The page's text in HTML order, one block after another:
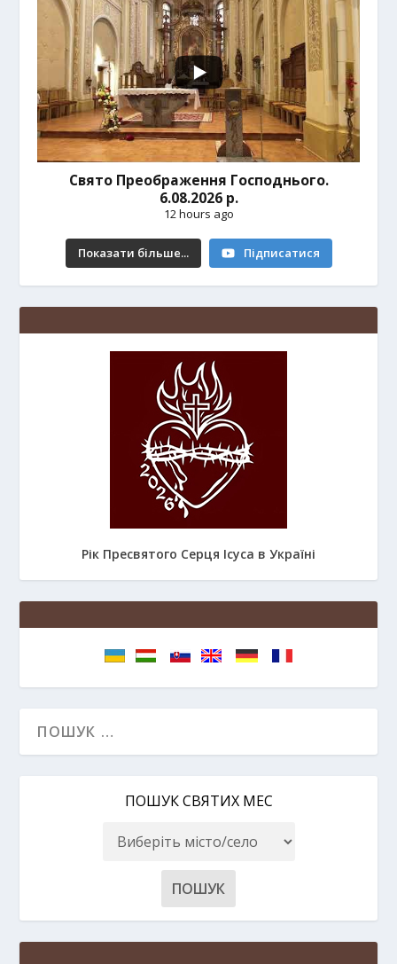
Свято Преображення Господнього.
6.08.2026 р.
12 hours ago
Показати більше... Підписатися
Рік Пресвятого Серця Ісуса в Україні
ПОШУК СВЯТИХ МЕС